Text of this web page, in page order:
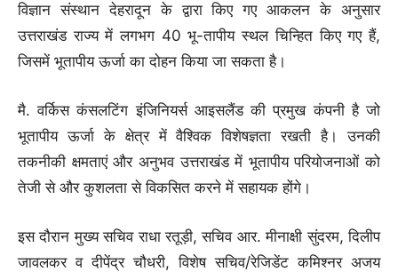
विज्ञान संस्थान देहरादून के द्वारा किए गए आकलन के अनुसार
उत्तराखंड राज्य में लगभग 40 भू-तापीय स्थल चिन्हित किए गए हैं,
जिसमें भूतापीय ऊर्जा का दोहन किया जा सकता है।
मै. वर्किस कंसलटिंग इंजिनियर्स आइसलैंड की प्रमुख कंपनी है जो
भूतापीय ऊर्जा के क्षेत्र में वैश्विक विशेषज्ञता रखती है। उनकी
तकनीकी क्षमताएं और अनुभव उत्तराखंड में भूतापीय परियोजनाओं को
तेजी से और कुशलता से विकसित करने में सहायक होंगे।
इस दौरान मुख्य सचिव राधा रतूड़ी, सचिव आर. मीनाक्षी सुंदरम, दिलीप
जावलकर व दीपेंद्र चौधरी, विशेष सचिव/रेजिडेंट कमिश्नर अजय